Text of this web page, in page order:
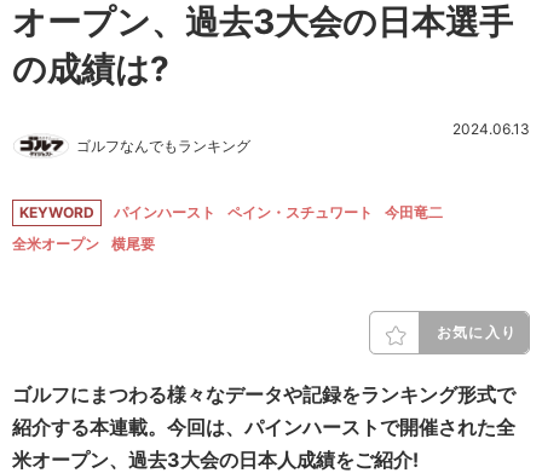
オープン、過去3大会の日本選手
の成績は?
ゴルフなんでもランキング
2024.06.13
KEYWORD パインハースト ペイン・スチュワート
今田竜二
全米オープン
横尾要
お気に入り
ゴルフにまつわる様々なデータや記録をランキング形式で
紹介する本連載。今回は、パインハーストで開催された全
米オープン、過去3大会の日本人成績をご紹介!